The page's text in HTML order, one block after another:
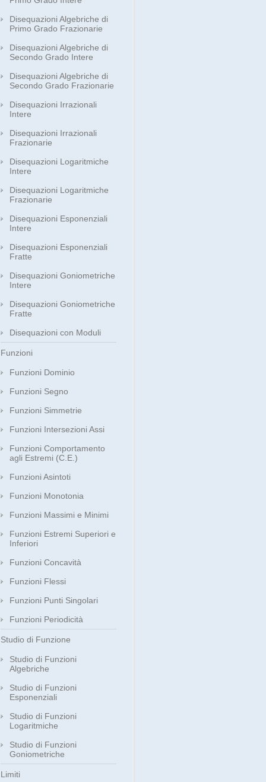
Disequazioni Algebriche di
Primo Grado Frazionarie
Disequazioni Algebriche di
Secondo Grado Intere
Disequazioni Algebriche di
Secondo Grado Frazionarie
Disequazioni Irrazionali
Intere
Disequazioni Irrazionali
Frazionarie
Disequazioni Logaritmiche
Intere
Disequazioni Logaritmiche
Frazionarie
Disequazioni Esponenziali
Intere
Disequazioni Esponenziali
Fratte
Disequazioni Goniometriche
Intere
Disequazioni Goniometriche
Fratte
Disequazioni con Moduli
Funzioni
Funzioni Dominio
Funzioni Segno
Funzioni Simmetrie
Funzioni Intersezioni Assi
Funzioni Comportamento
agli Estremi (C.E.)
Funzioni Asintoti
Funzioni Monotonia
Funzioni Massimi e Minimi
Funzioni Estremi Superiori e
Inferiori
Funzioni Concavità
Funzioni Flessi
Funzioni Punti Singolari
Funzioni Periodicità
Studio di Funzione
Studio di Funzioni
Algebriche
Studio di Funzioni
Esponenziali
Studio di Funzioni
Logaritmiche
Studio di Funzioni
Goniometriche
Limiti